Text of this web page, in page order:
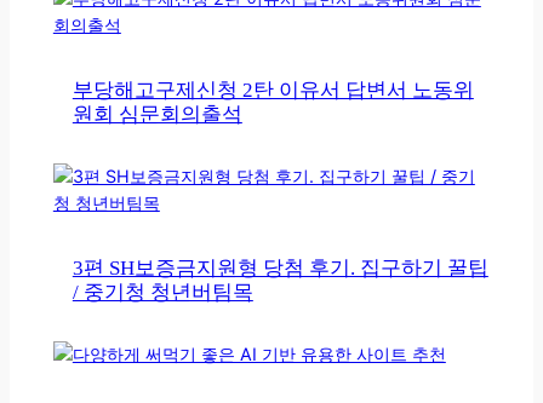
부당해고구제신청 2탄 이유서 답변서 노동위
원회 심문회의출석
3편 SH보증금지원형 당첨 후기. 집구하기 꿀팁
/ 중기청 청년버팀목